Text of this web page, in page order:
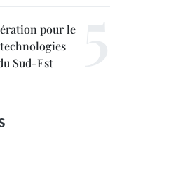
pour le
Sud-Est